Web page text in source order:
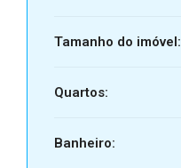
Tamanho do imóvel:
Quartos:
Banheiro: